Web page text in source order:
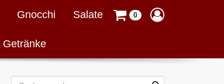
0
Gnocchi Salate
Getränke